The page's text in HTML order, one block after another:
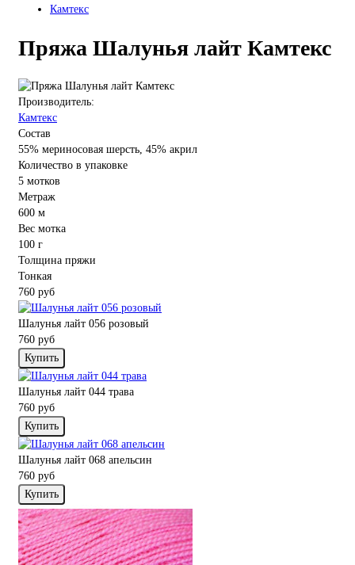
Камтекс
Пряжа Шалунья лайт Камтекс
Производитель:
Камтекс
Состав
55% мериносовая шерсть, 45% акрил
Количество в упаковке
5 мотков
Метраж
600 м
Вес мотка
100 г
Толщина пряжи
Тонкая
760 руб
Шалунья лайт 056 розовый
760 руб
Купить
Шалунья лайт 044 трава
760 руб
Купить
Шалунья лайт 068 апельсин
760 руб
Купить